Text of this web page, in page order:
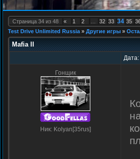
Страница 34 из 48 « 1 2 32 33 34 35
Test Drive Unlimited Russia » Другие игры »
Mafia II
Гонщик
Ник: Kolyan[35rus]